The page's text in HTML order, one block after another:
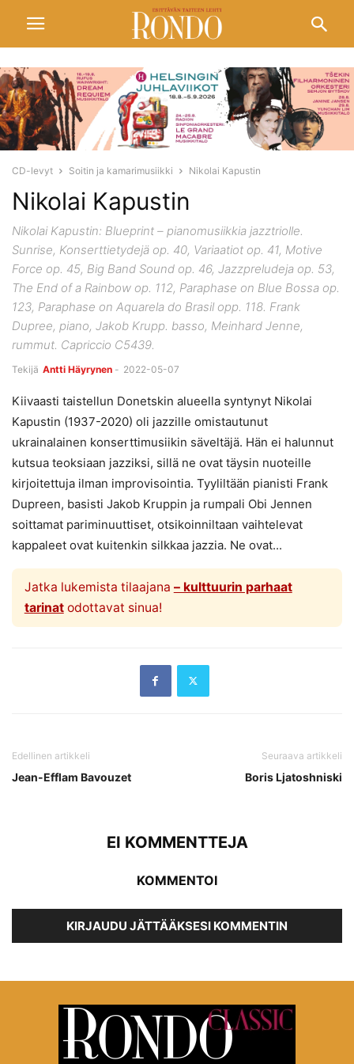
CD-levyt Soitin ja kamarimusiikki Nikolai Kapustin
Nikolai Kapustin
Nikolai Kapustin: Blueprint – pianomusiikkia jazztriolle.
Sunrise, Konserttietydejä op. 40, Variaatiot op. 41, Motive
Force op. 45, Big Band Sound op. 46, Jazzpreludeja op. 53,
The End of a Rainbow op. 112, Paraphase on Blue Bossa op.
123, Paraphase on Aquarela do Brasil opp. 118. Frank
Dupree, piano, Jakob Krupp. basso, Meinhard Jenne,
rummut. Capriccio C5439.
Tekijä Antti Häyrynen - 2022-05-07
Kiivaasti taistellun Donetskin alueella syntynyt Nikolai
Kapustin (1937-2020) oli jazzille omistautunut
ukrainalainen konserttimusiikin säveltäjä. Hän ei halunnut
kutsua teoksiaan jazziksi, sillä ne ovat täysin nuoteille
kirjoitettuja ilman improvisointia. Tyyliltään pianisti Frank
Dupreen, basisti Jakob Kruppin ja rumpali Obi Jennen
soittamat pariminuuttiset, otsikoinniltaan vaihtelevat
kappaleet ovat kuitenkin silkkaa jazzia. Ne ovat...
Jatka lukemista tilaajana – kulttuurin parhaat
tarinatodottavat sinua!
Edellinen artikkeli
Jean-Efflam Bavouzet
Seuraava artikkeli
Boris Ljatoshniski
EI KOMMENTTEJA
KOMMENTOI
KIRJAUDU JÄTTÄÄKSESI KOMMENTIN